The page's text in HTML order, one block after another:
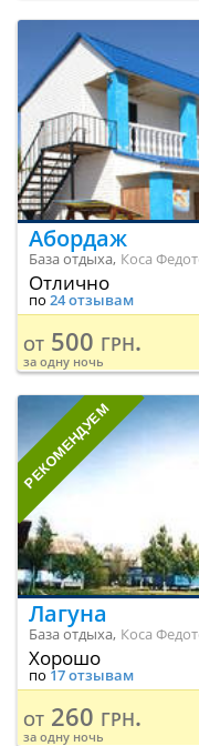
Абордаж
База отдыха, Коса
Отлично
по 24 отзывам
от 500 грн.
за одну ночь
РЕКОМЕНДУЕМ
Лагуна
База отдыха, Коса
Хорошо
по 17 отзывам
от 260 грн.
за одну ночь